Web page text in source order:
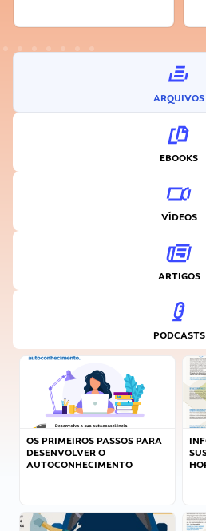
ARQUIVOS
EBOOKS
VÍDEOS
ARTIGOS
PODCASTS
OS PRIMEIROS PASSOS PARA
DESENVOLVER O
AUTOCONHECIMENTO